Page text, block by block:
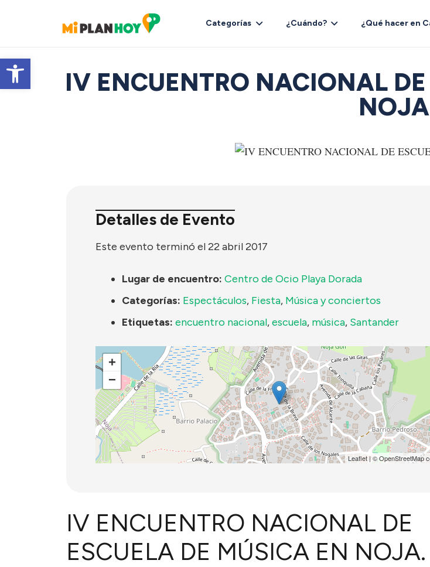
Abrir barra de herramientas
Categorías ¿Cuándo? ¿Qué hacer en
IV ENCUENTRO NACIONAL
NOJA
Detalles de Evento
Este evento terminó el 22 abril 2017
Lugar de encuentro: Centro de Ocio Playa Dorada
Categorías: Espectáculos, Fiesta, Música y conciertos
Etiquetas: encuentro nacional,escuela, música, Santander
+
−
Leaflet| ©OpenStreetMap
IV ENCUENTRO NACIONAL DE
ESCUELA DE MÚSICA EN NOJA.